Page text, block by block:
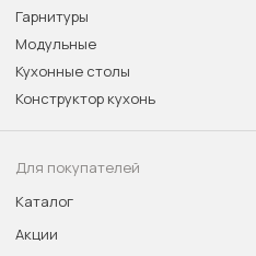
Гарнитуры
Модульные
Кухонные столы
Конструктор кухонь
Для покупателей
Каталог
Акции